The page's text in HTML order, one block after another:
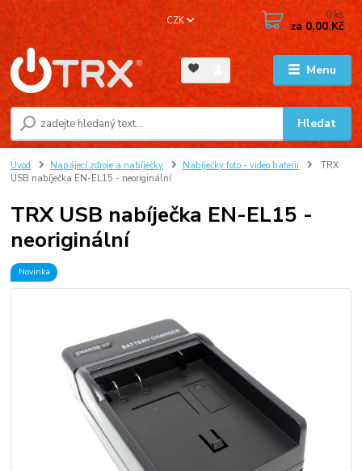
Menu
CZK
Hledat
0 ks
za0,00 Kč
Úvod Napájecí zdroje a nabíječky Nabíječky foto - video baterií
TRX
USB nabíječka EN-EL15 - neoriginální
TRX USB nabíječka EN-EL15 -
neoriginální
Novinka